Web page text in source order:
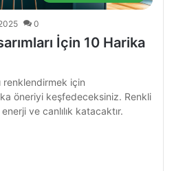
0
İçin 10 Harika
renklendirmek için
öneriyi keşfedeceksiniz. Renkli
ve canlılık katacaktır.